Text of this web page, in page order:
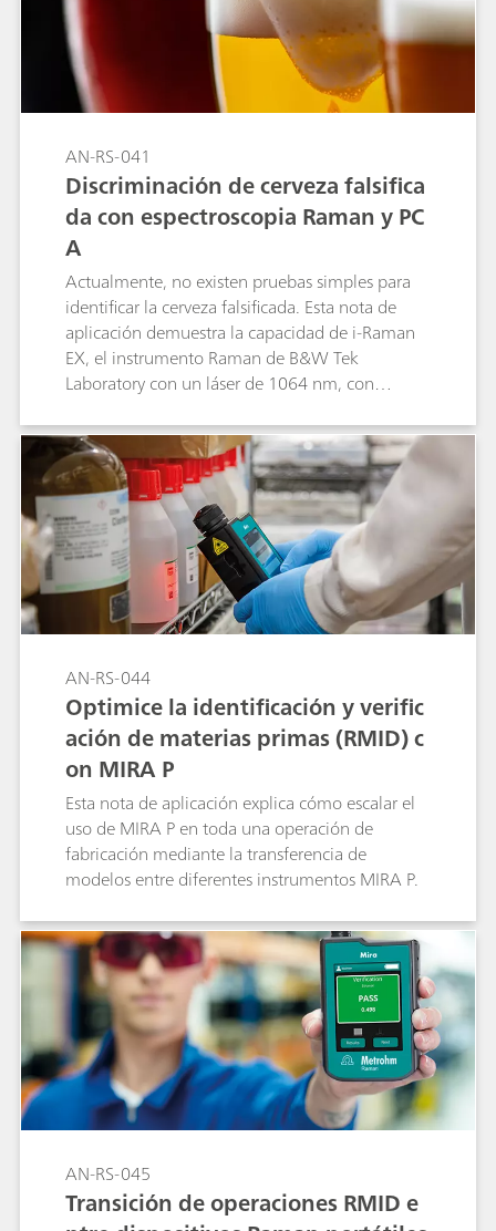
AN-RS-041
Discriminación de cerveza falsifica
da con espectroscopia Raman y PC
A
Actualmente, no existen pruebas simples para
identificar la cerveza falsificada. Esta nota de
aplicación demuestra la capacidad de i-Raman
EX, el instrumento Raman de B&W Tek
Laboratory con un láser de 1064 nm, con
distinguir entre cervezas de diferentes cerveceros
y de una mezcla de cervezas.
AN-RS-044
Optimice la identificación y verific
ación de materias primas (RMID) c
on MIRA P
Esta nota de aplicación explica cómo escalar el
uso de MIRA P en toda una operación de
fabricación mediante la transferencia de
modelos entre diferentes instrumentos MIRA P.
AN-RS-045
Transición de operaciones RMID e